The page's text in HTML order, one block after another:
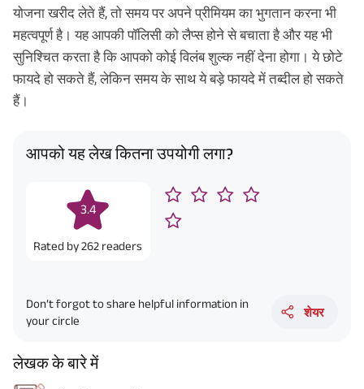
I agree to the Terms of Usage and Privacy Policyand by submitting my
contact details here, I override my NDNC registration and authorize ABSLI
and its authorized representatives to contact me by phone/e-
mail/SMS/WhatsApp for further assistance and information about this
proposal and resulting insurance policy.
frequency is only available in "Annual" premium payment mode.
yrs invests in ABSLI Nishchit Aayush Plan with Level Income + Lumpsum
Premium and Deferment Period 0 years. Annualized Premium is ₹1,00,000
(Exclusive of GST.). Annual Income of ₹ 32,750 (32,750*40= 13,10,000) +
Maturity Benefit (₹20,00,000)= ₹ 33,10,000 ADV/3/24-25/3076.
योजना खरीद लेते हैं, तो समय पर अपने प्रीमियम का भुगतान करना भी
महत्वपूर्ण है। यह आपकी पॉलिसी को लैप्स होने से बचाता है और यह भी
सुनिश्चित करता है कि आपको कोई विलंब शुल्क नहीं देना होगा। ये छोटे
फायदे हो सकते हैं, लेकिन समय के साथ ये बड़े फायदे में तब्दील हो सकते
हैं।
आपको यह लेख कितना उपयोगी लगा?
3.4
Rated by262 readers
Don’t forgot to share helpful information in
your circle
शेयर
लेखक के बारे में